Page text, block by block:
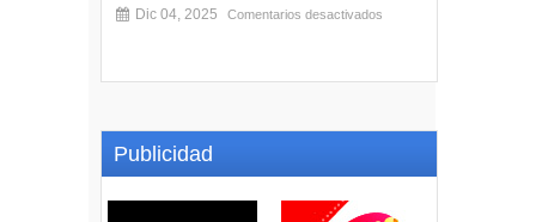
Dic 04, 2025
Comentarios desactivados
Publicidad